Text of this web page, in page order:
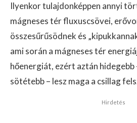
Ilyenkor tulajdonképpen annyi
mágneses tér fluxuscsövei,
összesűrűsödnek és
ami során a mágneses tér
hőenergiát, ezért aztán hidegebb
sötétebb – lesz maga a csillag
Hirdetés